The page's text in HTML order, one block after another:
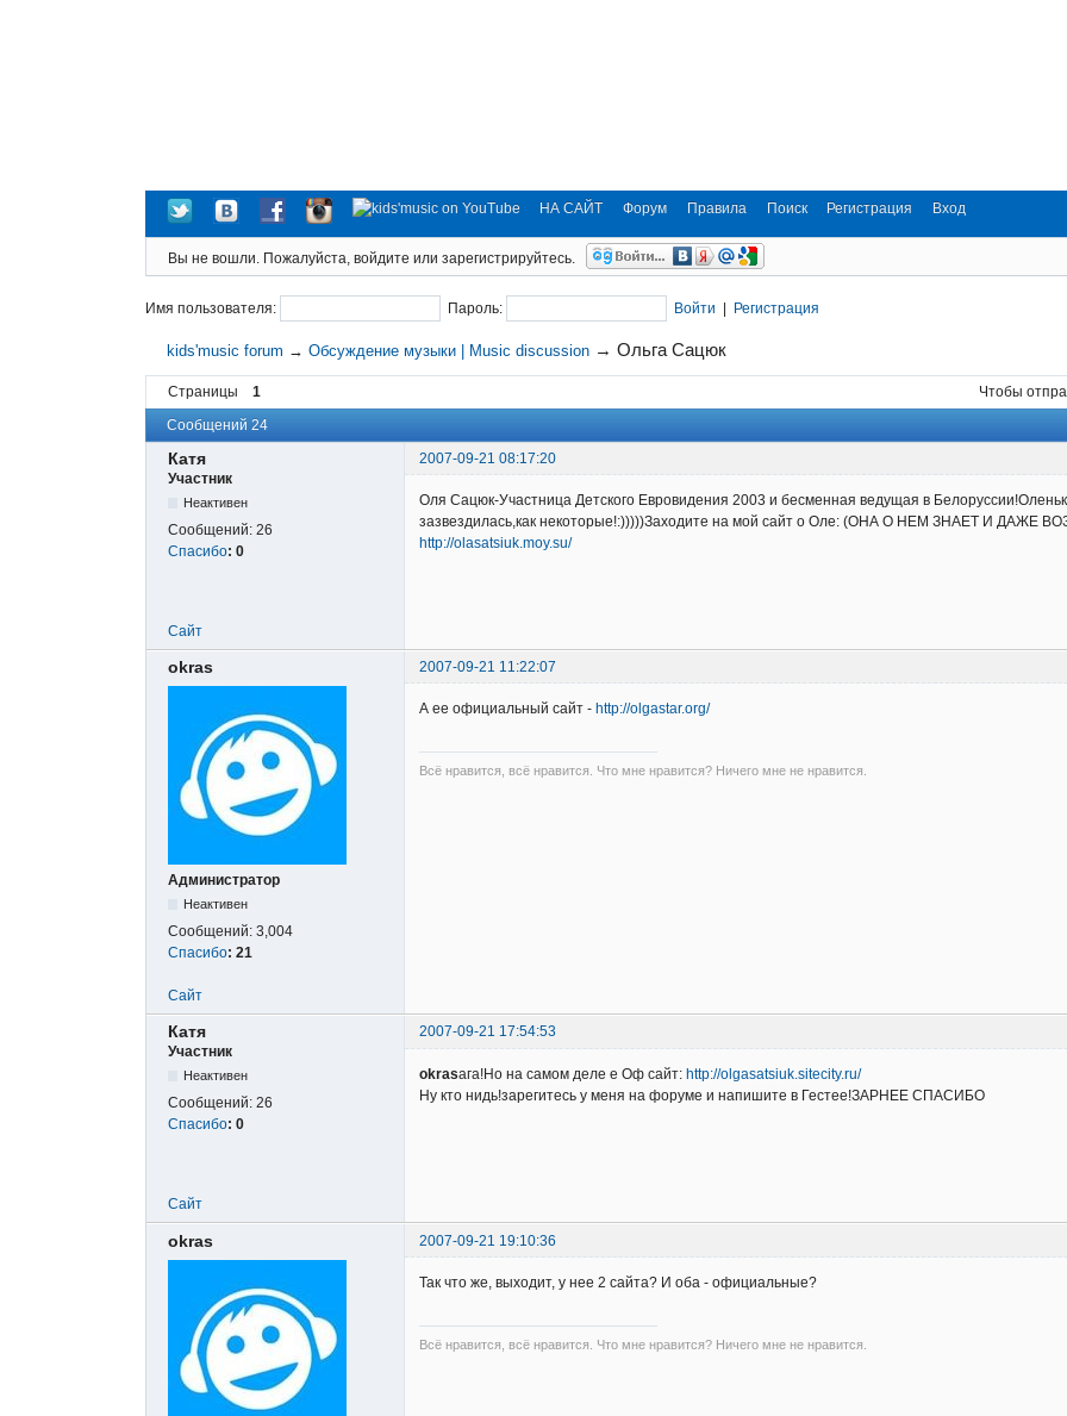
НА САЙТ Форум Правила Поиск Регистрация Вход
Вы не вошли. Пожалуйста, войдите или зарегистрируйтесь.
Имя пользователя: Пароль: Войти | Регистрация
kids'music forum →Обсуждение музыки | Music discussion →Ольга Сацюк
Страницы 1
Чтобы
Сообщений 24
Катя
2007-09-21 08:17:20
Участник
Неактивен
Сообщений: 26
Спасибо: 0
Оля Сацюк-Участница Детского Евровидения 2003 и бесменная ведущая в
зазвездилась,как некоторые!:)))))Заходите на мой сайт о Оле: (ОНА О НЕМ ЗНАЕТ И ДАЖЕ
http://olasatsiuk.moy.su/
Сайт
okras 2007-09-21 11:22:07
Администратор
Неактивен
Сообщений: 3,004
Спасибо: 21
А ее официальный сайт - http://olgastar.org/
Всё нравится, всё нравится. Что мне нравится? Ничего мне не нравится.
Сайт
Катя
2007-09-21 17:54:53
Участник
Неактивен
Сообщений: 26
Спасибо: 0
okrasага!Но на самом деле е Оф сайт: http://olgasatsiuk.sitecity.ru/
Ну кто нидь!зарегитесь у меня на форуме и напишите в Гестее!ЗАРНЕЕ СПАСИБО
Сайт
okras 2007-09-21 19:10:36
Так что же, выходит, у нее 2 сайта? И оба - официальные?
Всё нравится, всё нравится. Что мне нравится? Ничего мне не нравится.